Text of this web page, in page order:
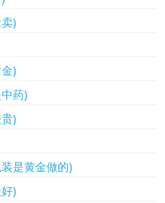
)
)
药)
)
是黄金做的)
)